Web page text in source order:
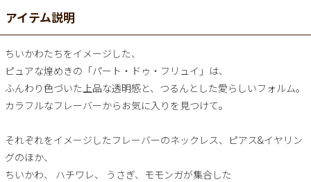
アイテム説明
ちいかわたちをイメージした、
ピュアな煌めきの「パート・ドゥ・フリュイ」は、
ふんわり色づいた上品な透明感と、つるんとした愛らしいフォルム。
カラフルなフレーバーからお気に入りを見つけて。
それぞれをイメージしたフレーバーのネックレス、ピアス&イヤリン
グのほか、
ちいかわ、 ハチワレ、 うさぎ、モモンガが集合した